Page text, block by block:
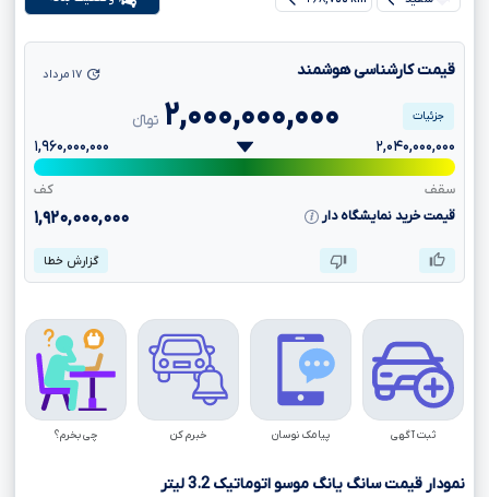
قیمت کارشناسی هوشمند
۲,۰۰۰,۰۰۰,۰۰۰ تومانءءء
۱۷ مرداد
جزئیات
۲,۰۴۰,۰۰۰,۰۰۰ ۱,۹۶۰,۰۰۰,۰۰۰
سقف
کف
قیمت خرید نمایشگاه دار
۱,۹۲۰,۰۰۰,۰۰۰
گزارش خطا
ثبت آگهی پیامک نوسان خبرم کن چی بخرم؟
نمودار قیمت سانگ یانگ موسو اتوماتیک3.2لیتر